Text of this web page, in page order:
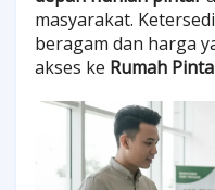
masyarakat.
beragam dan harga
akses ke Rumah